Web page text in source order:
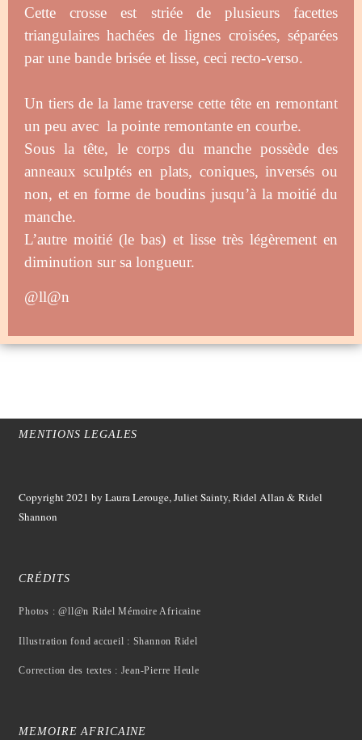
Cette crosse est striée de plusieurs facettes
triangulaires hachées de lignes croisées, séparées
par une bande brisée et lisse, ceci recto-verso.
Un tiers de la lame traverse cette tête en remontant
un peu avec la pointe remontante en courbe.
Sous la tête, le corps du manche possède des
anneaux sculptés en plats, coniques, inversés ou
non, et en forme de boudins jusqu’à la moitié du
manche.
L’autre moitié (le bas) et lisse très légèrement en
diminution sur sa longueur.
@ll@n
MENTIONS LEGALES
Copyright 2021 by Laura Lerouge, Juliet Sainty, Ridel Allan &Ridel
Shannon
CRÉDITS
Photos : @ll@n Ridel Mémoire Africaine
Illustration fond accueil : Shannon Ridel
Correction des textes : Jean-Pierre Heule
MEMOIRE AFRICAINE